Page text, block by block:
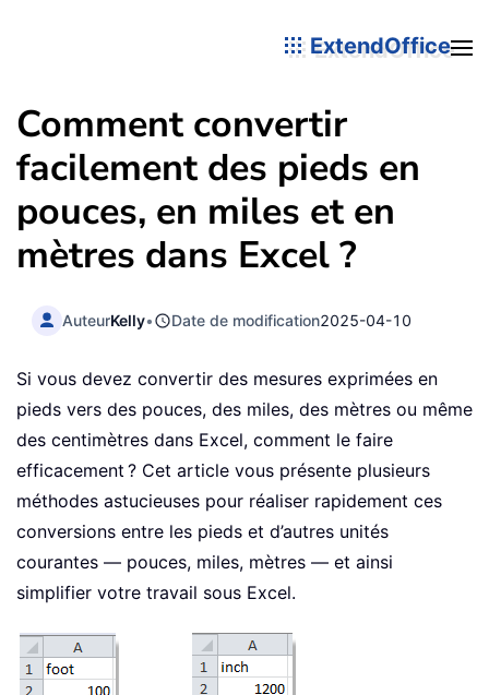
ExtendOffice
Comment convertir
facilement des pieds en
pouces, en miles et en
mètres dans Excel ?
AuteurKelly• Date de modification2025-04-10
Si vous devez convertir des mesures exprimées en
pieds vers des pouces, des miles, des mètres ou même
des centimètres dans Excel, comment le faire
efficacement ? Cet article vous présente plusieurs
méthodes astucieuses pour réaliser rapidement ces
conversions entre les pieds et d’autres unités
courantes — pouces, miles, mètres — et ainsi
simplifier votre travail sous Excel.